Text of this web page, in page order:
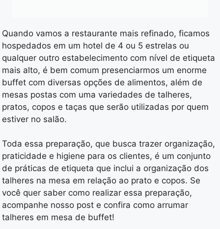
Quando vamos a restaurante mais refinado, ficamos
hospedados em um hotel de 4 ou 5 estrelas ou
qualquer outro estabelecimento com nível de etiqueta
mais alto, é bem comum presenciarmos um enorme
buffet com diversas opções de alimentos, além de
mesas postas com uma variedades de talheres,
pratos, copos e taças que serão utilizadas por quem
estiver no salão.
Toda essa preparação, que busca trazer organização,
praticidade e higiene para os clientes, é um conjunto
de práticas de etiqueta que inclui a organização dos
talheres na mesa em relação ao prato e copos. Se
você quer saber como realizar essa preparação,
acompanhe nosso post e confira como arrumar
talheres em mesa de buffet!